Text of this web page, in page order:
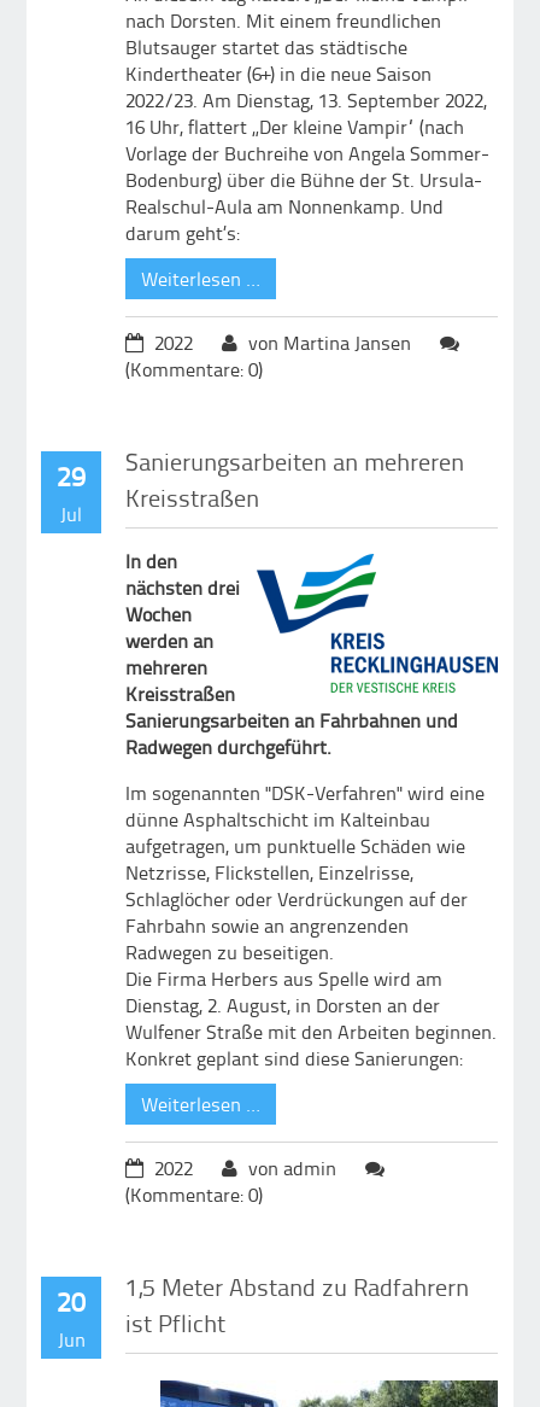
nach Dorsten. Mit einem freundlichen
Blutsauger startet das städtische
Kindertheater (6+) in die neue Saison
2022/23. Am Dienstag, 13. September 2022,
16 Uhr, flattert „Der kleine Vampir“ (nach
Vorlage der Buchreihe von Angela Sommer-
Bodenburg) über die Bühne der St. Ursula-
Realschul-Aula am Nonnenkamp. Und
darum geht’s:
Weiterlesen …
2022
von Martina Jansen
(Kommentare: 0)
29
Jul
Sanierungsarbeiten an mehreren
Kreisstraßen
In den
nächsten drei
Wochen
werden an
mehreren
Kreisstraßen
Sanierungsarbeiten an Fahrbahnen und
Radwegen durchgeführt.
Im sogenannten "DSK-Verfahren" wird eine
dünne Asphaltschicht im Kalteinbau
aufgetragen, um punktuelle Schäden wie
Netzrisse, Flickstellen, Einzelrisse,
Schlaglöcher oder Verdrückungen auf der
Fahrbahn sowie an angrenzenden
Radwegen zu beseitigen.
Die Firma Herbers aus Spelle wird am
Dienstag, 2. August, in Dorsten an der
Wulfener Straße mit den Arbeiten beginnen.
Konkret geplant sind diese Sanierungen:
Weiterlesen …
2022
von admin
(Kommentare: 0)
20
Jun
1,5 Meter Abstand zu Radfahrern
ist Pflicht